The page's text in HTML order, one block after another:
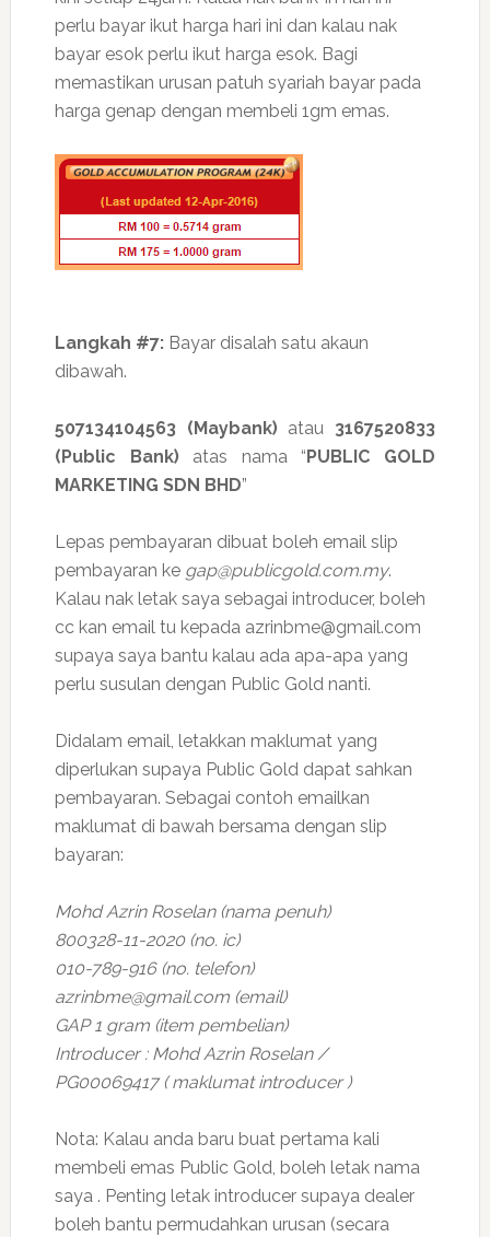
perlu bayar ikut harga hari ini dan kalau nak
bayar esok perlu ikut harga esok. Bagi
memastikan urusan patuh syariah bayar pada
harga genap dengan membeli 1gm emas.
Langkah #7:Bayar disalah satu akaun
dibawah.
507134104563 (Maybank)atau 3167520833
(Public Bank)atas nama “PUBLIC GOLD
MARKETING SDN BHD”
Lepas pembayaran dibuat boleh email slip
pembayaran ke gap@publicgold.com.my.
Kalau nak letak saya sebagai introducer, boleh
cc kan email tu kepada azrinbme@gmail.com
supaya saya bantu kalau ada apa-apa yang
perlu susulan dengan Public Gold nanti.
Didalam email, letakkan maklumat yang
diperlukan supaya Public Gold dapat sahkan
pembayaran. Sebagai contoh emailkan
maklumat di bawah bersama dengan slip
bayaran:
Mohd Azrin Roselan (nama penuh)
800328-11-2020 (no. ic)
010-789-916 (no. telefon)
azrinbme@gmail.com (email)
GAP 1 gram (item pembelian)
Introducer : Mohd Azrin Roselan /
PG00069417 ( maklumat introducer )
Nota: Kalau anda baru buat pertama kali
membeli emas Public Gold, boleh letak nama
saya . Penting letak introducer supaya dealer
boleh bantu permudahkan urusan (secara